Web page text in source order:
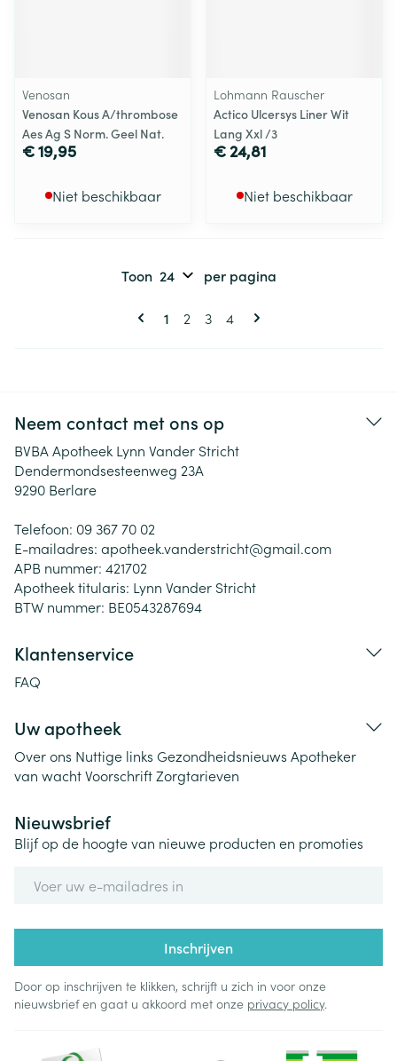
Venosan
Venosan Kous A/thrombose
Aes Ag S Norm. Geel Nat.
€ 19,95
Niet beschikbaar
Lohmann Rauscher
Actico Ulcersys Liner Wit
Lang Xxl /3
€ 24,81
Niet beschikbaar
Pagina's
U lees momenteel pagina
1 Pagina
2 Pagina
3 Pagina
4
Toon per pagina
Neem contact met ons op
BVBA Apotheek Lynn Vander Stricht
Dendermondsesteenweg 23A
9290 Berlare
Telefoon: 09 367 70 02
E-mailadres: apotheek.vanderstricht@gmail.com
APB nummer: 421702
Apotheek titularis: Lynn Vander Stricht
BTW nummer: BE0543287694
Klantenservice
FAQ
Uw apotheek
Over ons Nuttige links Gezondheidsnieuws Apotheker
van wachtVoorschriftZorgtarieven
Nieuwsbrief
Blijf op de hoogte van nieuwe producten en promoties
Inschrijven
Door op inschrijven te klikken, schrijft u zich in voor onze
nieuwsbrief en gaat u akkoord met onze privacy policy.